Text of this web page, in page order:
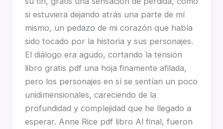
si estuviera dejando atrás una parte de mí
mismo, un pedazo de mi corazón que había
sido tocado por la historia y sus personajes.
El diálogo era agudo, cortando la tensión
libro gratis pdf una hoja finamente afilada,
pero los personajes en sí se sentían un poco
unidimensionales, careciendo de la
profundidad y complejidad que he llegado a
esperar. Anne Rice pdf libro Al final, fueron